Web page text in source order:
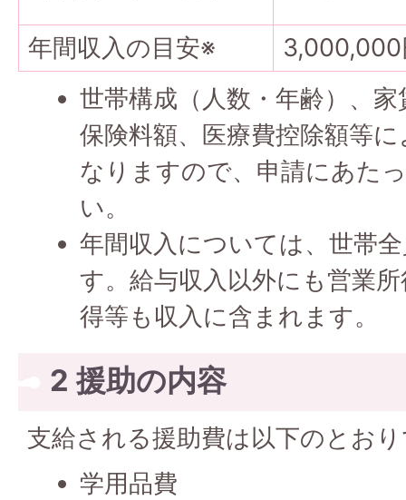
年間収入の目安※
3,000,000
世帯構成（人数・年齢）、
保険料額、医療費控除額等
なりますので、申請にあた
い。
年間収入については、世帯
す。給与収入以外にも営業
得等も収入に含まれます。
2 援助の内容
支給される援助費は以下のとお
学用品費